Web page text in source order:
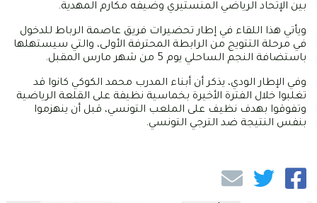
بين الإتحاد الرياضي المنستيري وضيفه مكارم المهدية.
ويأتي هذا اللقاء في إطار تحضيرات فريق عاصمة الرباط للدخول
في مرحلة التتويج من الرابطة المحترفة الأولى، والتي سيستهلها
باستضافة النجم الساحلي يوم 5 من شهر مارس المقبل.
وفي الإطار الودي، يذكر أن أبناء المدرب محمد الكوكي كانوا قد
تغلبوا خلال الفترة الأخيرة بخماسية نظيفة على القلعة الرياضية
وتفوقوا بهدف نظيف على الملعب التونسي، قبل أن ينهزموا
بنفس النتيجة ضد الترجي التونسي.